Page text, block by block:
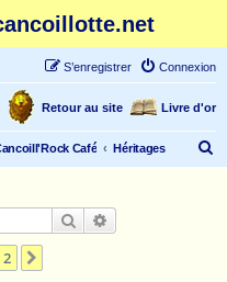
Connexion
S’enregistrer
Livre d'or
Retour au site
Café Héritages
Rechercher
2